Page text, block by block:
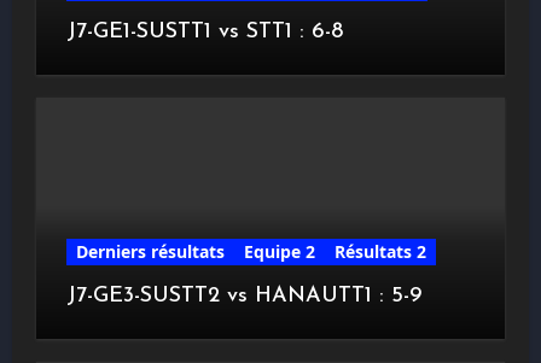
J7-GE1-SUSTT1 vs STT1 : 6-8
Derniers résultats Equipe 2
Résultats 2
J7-GE3-SUSTT2 vs HANAUTT1 : 5-9